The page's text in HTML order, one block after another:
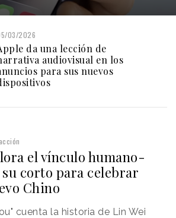
03/2026
da una lección de
audiovisual en los
para sus nuevos
el vínculo humano-
corto para celebrar
Chino
cuenta la historia de Lin Wei